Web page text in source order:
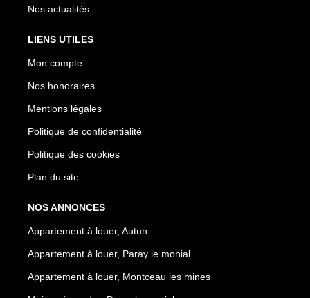
Nos actualités
LIENS UTILES
Mon compte
Nos honoraires
Mentions légales
Politique de confidentialité
Politique des cookies
Plan du site
NOS ANNONCES
Appartement à louer, Autun
Appartement à louer, Paray le monial
Appartement à louer, Montceau les mines